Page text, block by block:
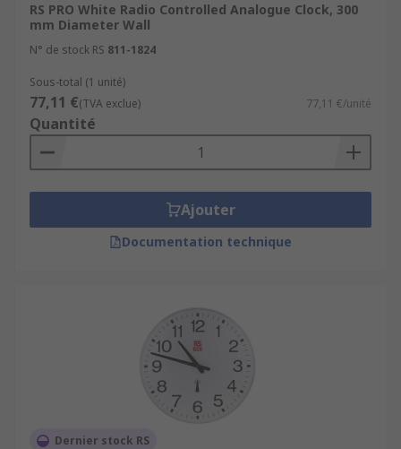
RS PRO White Radio Controlled Analogue Clock, 300
mm Diameter Wall
N° de stock RS 811-1824
Sous-total (1 unité)
77,11 €(TVA exclue) 77,11 €/unité
Quantité
Ajouter
Documentation technique
Dernier stock RS